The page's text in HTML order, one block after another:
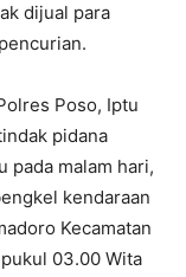
dijual para
Poso, Iptu
pidana
pada malam hari,
kendaraan
Kecamatan
03.00 Wita